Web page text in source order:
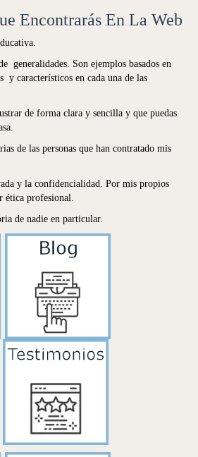
Encontrarás En La Web
generalidades. Son ejemplos basados en
y característicos en cada una de las
de forma clara y sencilla y que puedas
de las personas que han contratado mis
y la confidencialidad. Por mis propios
ética profesional.
de nadie en particular.